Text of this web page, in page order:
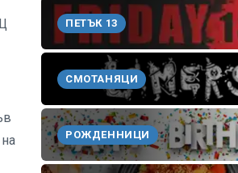
ПЕТЪК 13
СМОТАНЯЦИ
РОЖДЕННИЦИ